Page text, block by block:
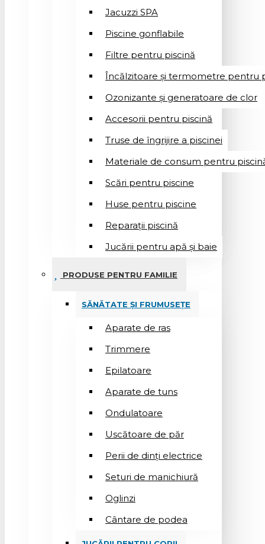
Jacuzzi SPA
Piscine gonflabile
Filtre pentru piscină
Încălzitoare și termometre pentru
Ozonizante și generatoare de clor
Accesorii pentru piscină
Truse de îngrijire a piscinei
Materiale de consum pentru
Scări pentru piscine
Huse pentru piscine
Reparații piscină
Jucării pentru apă și baie
PRODUSE PENTRU FAMILIE
SĂNĂTATE ȘI FRUMUSEȚE
Aparate de ras
Trimmere
Epilatoare
Aparate de tuns
Ondulatoare
Uscătoare de păr
Perii de dinți electrice
Seturi de manichiură
Oglinzi
Cântare de podea